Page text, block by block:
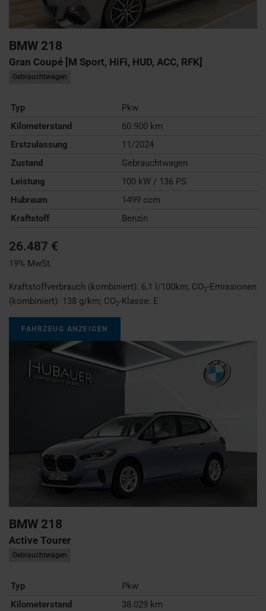
BMW 218
Gran Coupé [M Sport, HiFi, HUD, ACC, RFK]
Gebrauchtwagen
Typ
Pkw
Kilometerstand
60.900 km
Erstzulassung
11/2024
Zustand
Gebrauchtwagen
Leistung
100 kW / 136 PS
Hubraum
1499 ccm
Kraftstoff
Benzin
26.487 €
19% MwSt.
Kraftstoffverbrauch (kombiniert): 6,1 l/100km; CO2-Emissionen
(kombiniert): 138 g/km; CO2-Klasse: E
FAHRZEUG ANZEIGEN
BMW 218
Active Tourer
Gebrauchtwagen
Typ
Pkw
Kilometerstand
38.029 km